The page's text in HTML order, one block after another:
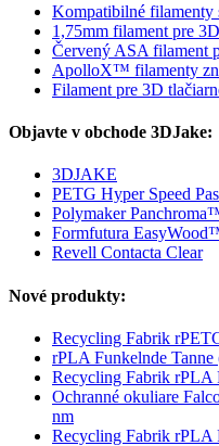
Kompatibilné filamenty
1,75mm filament pre
Červený ASA filament
ApolloX™ filamenty
Filament pre 3D
Objavte v obchode 3DJake:
3DJAKE
PETG Hyper Speed
Polymaker
Formfutura
Revell Contacta Clear
Nové produkty:
Recycling Fabrik
rPLA Funkelnde
Recycling Fabrik rPLA
Ochranné okuliare
nm
Recycling Fabrik rPLA